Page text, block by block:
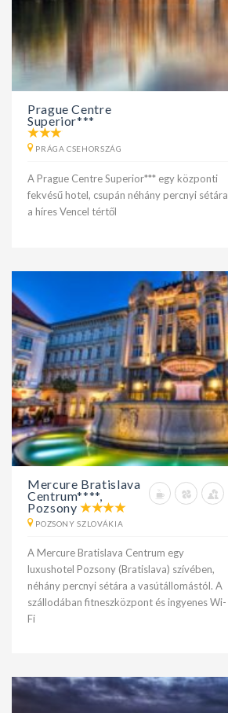
Prague Centre
Superior***
PRÁGA CSEHORSZÁG
A Prague Centre Superior*** egy központi
fekvésű hotel, csupán néhány percnyi sétára
a híres Vencel tértől
Mercure Bratislava
Centrum****,
Pozsony
POZSONY SZLOVÁKIA
A Mercure Bratislava Centrum egy
luxushotel Pozsony (Bratislava) szívében,
néhány percnyi sétára a vasútállomástól. A
szállodában fitneszközpont és ingyenes Wi-
Fi